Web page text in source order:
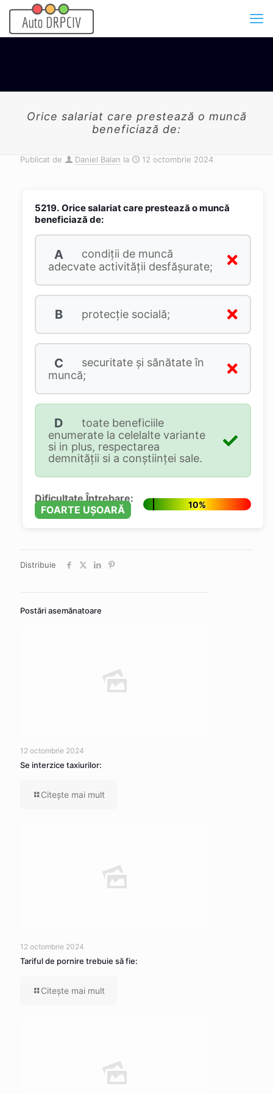
Orice salariat care prestează o muncă
beneficiază de:
Publicat de Daniel Balan la 12 octombrie 2024
5219. Orice salariat care prestează o muncă
beneficiază de:
A
condiţii de muncă
adecvate activităţii desfăşurate;
B protecţie socială;
C
securitate şi sănătate în
muncă;
D
toate beneficiile
enumerate la celelalte variante
si in plus, respectarea
demnităţii si a conştiinţei sale.
Dificultate Întrebare:
FOARTE UȘOARĂ
10%
Distribuie
Postări asemănatoare
12 octombrie 2024
Se interzice taxiurilor:
Citeşte mai mult
12 octombrie 2024
Tariful de pornire trebuie să fie:
Citeşte mai mult